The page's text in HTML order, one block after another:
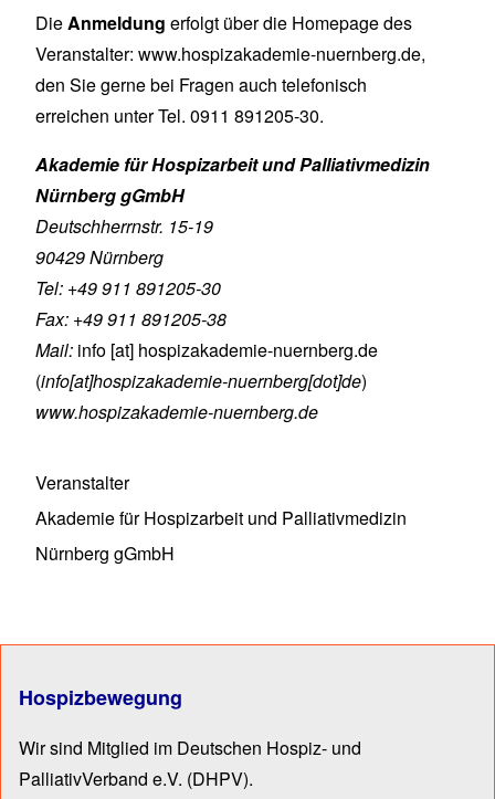
DieAnmeldung erfolgt über die Homepage des
Veranstalter: www.hospizakademie-nuernberg.de,
den Sie gerne bei Fragen auch telefonisch
erreichen unter Tel. 0911 891205-30.
Akademie für Hospizarbeit und Palliativmedizin
Nürnberg gGmbH
Deutschherrnstr. 15-19
90429 Nürnberg
Tel: +49 911 891205-30
Fax: +49 911 891205-38
Mail: info [at] hospizakademie-nuernberg.de
(info[at]hospizakademie-nuernberg[dot]de)
www.hospizakademie-nuernberg.de
Veranstalter
Akademie für Hospizarbeit und Palliativmedizin
Nürnberg gGmbH
Hospizbewegung
Wir sind Mitglied im Deutschen Hospiz- und
PalliativVerband e.V. (DHPV).